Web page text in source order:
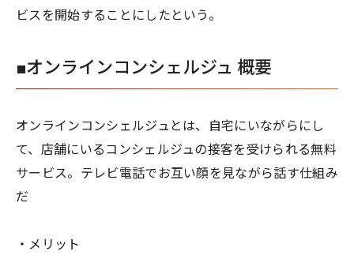
ビスを開始することにしたという。
■オンラインコンシェルジュ 概要
オンラインコンシェルジュとは、自宅にいながらにし
て、店舗にいるコンシェルジュの接客を受けられる無料
サービス。テレビ電話でお互い顔を見ながら話す仕組み
だ
・メリット